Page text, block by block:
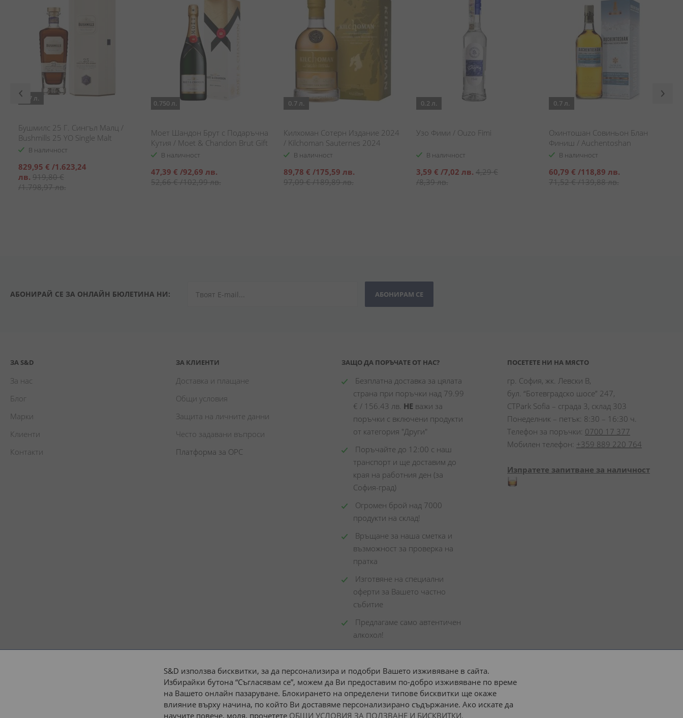
0.7 л.
Бушмилс 25 Г. Сингъл Малц /
Bushmills 25 YO Single Malt
В наличност
Специална
цена
829,95 € /1.623,24
лв. 919,80 €
/1.798,97 лв.
0.750 л.
Моет Шандон Брут с Подаръчна
Кутия / Moet & Chandon Brut Gift
BoxВ наличност
Специална
цена
47,39 € /92,69 лв.
52,66 €/102,99 лв.
0.7 л.
Килхоман Сотерн Издание 2024
/ Kilchoman Sauternes 2024
EditionВ наличност
Специална
цена
89,78 € /175,59 лв.
97,09 €/189,89 лв.
0.2 л.
Узо Фими / Ouzo Fimi
В наличност
Специална
цена
3,59 € /7,02 лв. 4,29 €
/8,39 лв.
0.7 л.
Охинтошан Совиньон Блан
Финиш / Auchentoshan
Sauvignon Blanc Finish
В наличност
Специална
цена
60,79 € /118,89 лв.
71,52 €/139,88 лв.
АБОНИРАЙ СЕ ЗА ОНЛАЙН БЮЛЕТИНА НИ: АБОНИРАМ СЕ
ЗА S&D
За нас
Блог
Марки
Клиенти
Контакти
ЗА КЛИЕНТИ
Доставка и плащане
Общи условия
Защита на личните данни
Често задавани въпроси
Платформа за ОРС
ЗАЩО ДА ПОРЪЧАТЕ ОТ НАС?
Безплатна доставка за цялата
страна при поръчки над 79.99
€ / 156.43 лв. НЕ важи за
поръчки с включени продукти
от категория "Други"
Поръчайте до 12:00 с наш
транспорт и ще доставим до
края на работния ден (за
София-град)
Огромен брой над 7000
продукти на склад!
Връщане за наша сметка и
възможност за проверка на
пратка
Изготвяне на специални
оферти за Вашето частно
събитие
Предлагаме само автентичен
алкохол!
ПОСЕТЕТЕ НИ НА МЯСТО
гр. София, жк. Левски В,
бул. “Ботевградско шосе” 247,
CTPark Sofia – сграда 3, склад 303
Понеделник – петък: 8:30 – 16:30 ч.
Телефон за поръчки: 0700 17 377
Мобилен телефон: +359 889 220 764
Изпратете запитване за наличност
Доставка до адрес с: или наш транспорт
S&D използва бисквитки, за да персонализира и подобри Вашето изживяване в сайта.
Избирайки бутона “Съгласявам се”, можем да Ви предоставим по-добро изживяване по време
на Вашето онлайн пазаруване. Блокирането на определени типове бисквитки ще окаже
влияние върху начина, по който Ви доставяме персонализирано съдържание. Ако искате да
научите повече, моля, прочетете ОБЩИ УСЛОВИЯ ЗА ПОЛЗВАНЕ И БИСКВИТКИ.